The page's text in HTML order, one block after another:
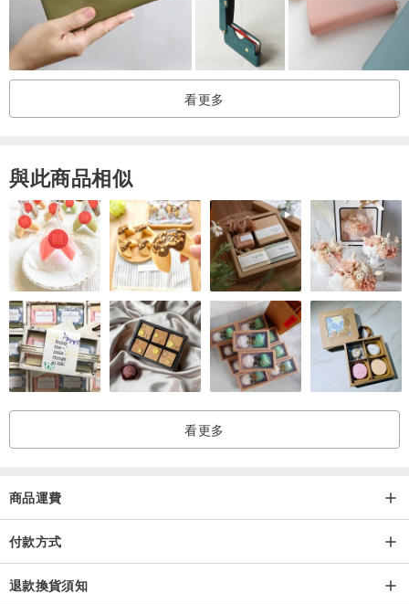
看更多
與此商品相似
看更多
商品運費
付款方式
退款換貨須知